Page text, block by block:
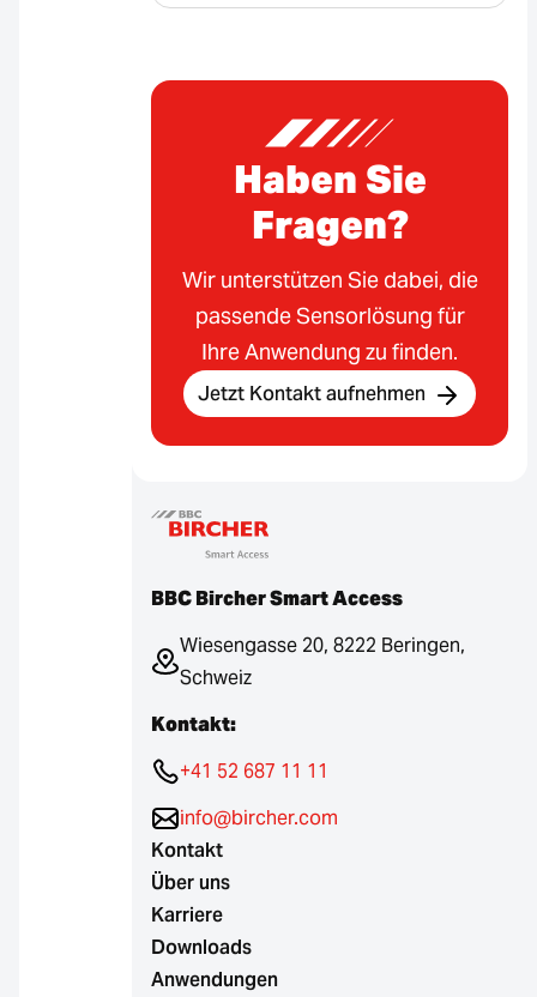
Haben Sie
Fragen?
Wir unterstützen Sie dabei, die
passende Sensorlösung für
Ihre Anwendung zu finden.
Jetzt Kontakt aufnehmen
BBC Bircher Smart Access
Wiesengasse 20, 8222 Beringen,
Schweiz
Kontakt:
+41 52 687 11 11
info@bircher.com
Kontakt
Über uns
Karriere
Downloads
Anwendungen